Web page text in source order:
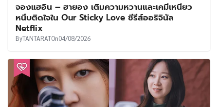
จองแฮอิน – ฮายอง เติมความหวานและเคมีเหนียว
หนึบติดใจใน Our Sticky Love ซีรีส์ออริจินัล
Netflix
ByTANTARATOn04/08/2026